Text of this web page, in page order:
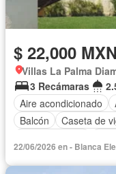
$ 22,000
Villas La Palma
3 Recámaras
Aire acondicionado
Balcón
Caseta de
Jardín
Azotea
22/06/2026 en - Blanca